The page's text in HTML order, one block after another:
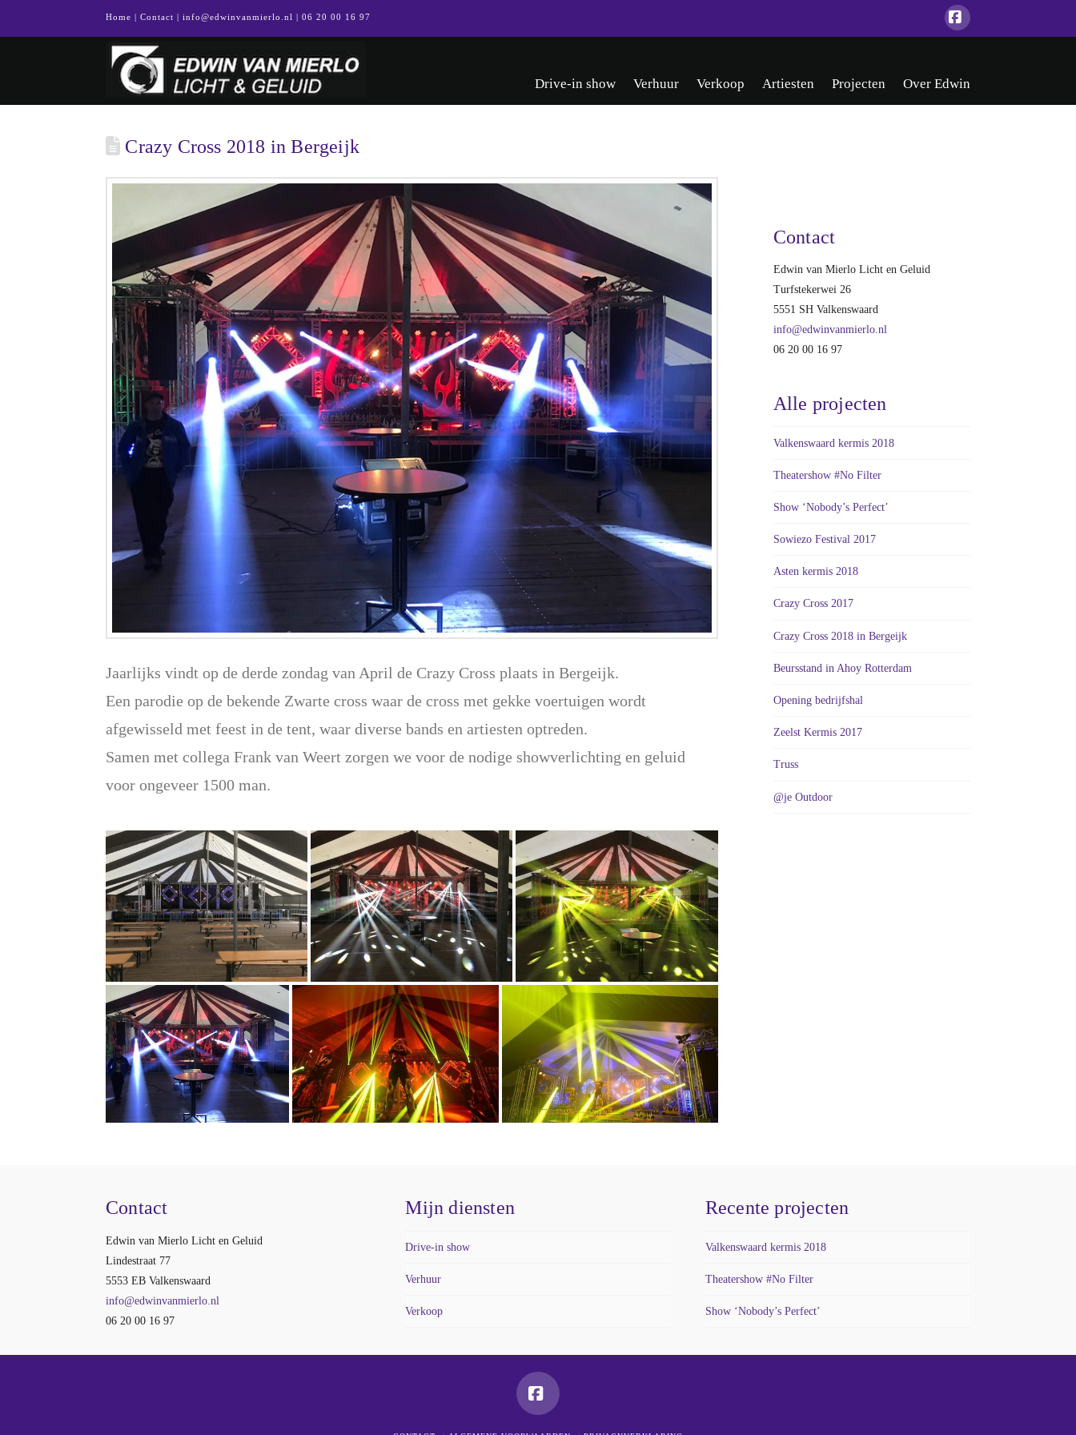
Home | Contact | info@edwinvanmierlo.nl | 06 20 00 16 97
Drive-in show Verhuur Verkoop Artiesten Projecten Over Edwin
Crazy Cross 2018 in Bergeijk
Jaarlijks vindt op de derde zondag van April de Crazy Cross plaats in Bergeijk.
Een parodie op de bekende Zwarte cross waar de cross met gekke voertuigen wordt
afgewisseld met feest in de tent, waar diverse bands en artiesten optreden.
Samen met collega Frank van Weert zorgen we voor de nodige showverlichting en geluid
voor ongeveer 1500 man.
Contact
Edwin van Mierlo Licht en Geluid
Turfstekerwei 26
5551 SH Valkenswaard
info@edwinvanmierlo.nl
06 20 00 16 97
Alle projecten
Valkenswaard kermis 2018
Theatershow #No Filter
Show ‘Nobody’s Perfect’
Sowiezo Festival 2017
Asten kermis 2018
Crazy Cross 2017
Crazy Cross 2018 in Bergeijk
Beursstand in Ahoy Rotterdam
Opening bedrijfshal
Zeelst Kermis 2017
Truss
@je Outdoor
Contact
Edwin van Mierlo Licht en Geluid
Lindestraat 77
5553 EB Valkenswaard
info@edwinvanmierlo.nl
06 20 00 16 97
Mijn diensten
Drive-in show
Verhuur
Verkoop
Recente projecten
Valkenswaard kermis 2018
Theatershow #No Filter
Show ‘Nobody’s Perfect’